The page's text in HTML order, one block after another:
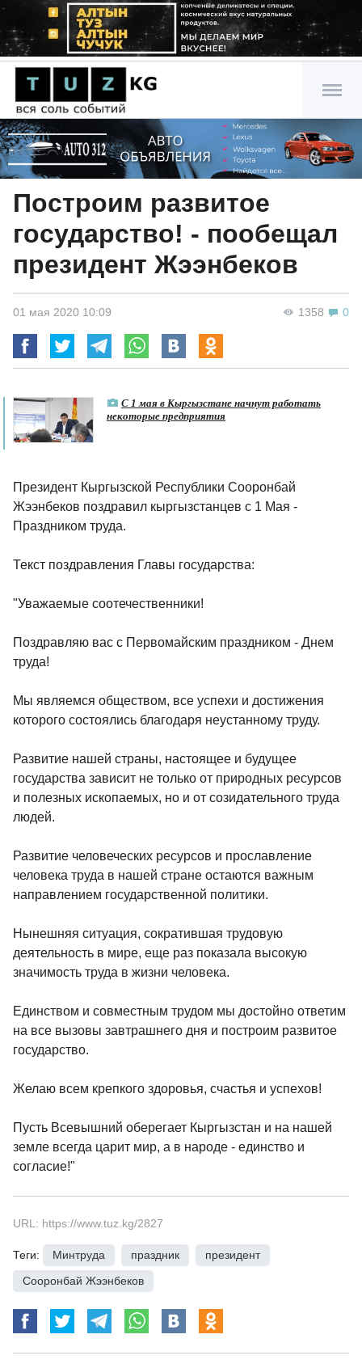
Построим развитое
государство! - пообещал
президент Жээнбеков
1358 0
01 мая 2020 10:09
С 1 мая в Кыргызстане начнут работать
некоторые предприятия
Президент Кыргызской Республики Сооронбай
Жээнбеков поздравил кыргызстанцев с 1 Мая -
Праздником труда.
Текст поздравления Главы государства:
"Уважаемые соотечественники!
Поздравляю вас с Первомайским праздником - Днем
труда!
Мы являемся обществом, все успехи и достижения
которого состоялись благодаря неустанному труду.
Развитие нашей страны, настоящее и будущее
государства зависит не только от природных ресурсов
и полезных ископаемых, но и от созидательного труда
людей.
Развитие человеческих ресурсов и прославление
человека труда в нашей стране остаются важным
направлением государственной политики.
Нынешняя ситуация, сократившая трудовую
деятельность в мире, еще раз показала высокую
значимость труда в жизни человека.
Единством и совместным трудом мы достойно ответим
на все вызовы завтрашнего дня и построим развитое
государство.
Желаю всем крепкого здоровья, счастья и успехов!
Пусть Всевышний оберегает Кыргызстан и на нашей
земле всегда царит мир, а в народе - единство и
согласие!"
URL: https://www.tuz.kg/2827
Теги: Минтруда праздник президент
Сооронбай Жээнбеков